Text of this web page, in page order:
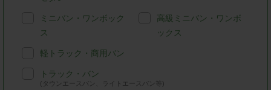
ミニバン・ワンボック
ス
高級ミニバン・ワンボ
ックス
軽トラック・商用バン
トラック・バン
(タウンエースバン、ライトエースバン等)